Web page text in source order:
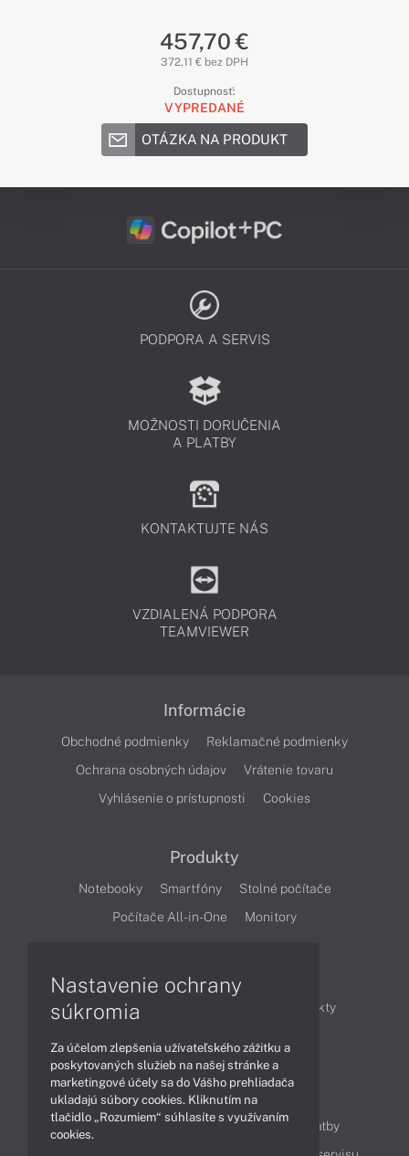
457,70 €
372,11 € bez DPH
Dostupnosť:
VYPREDANÉ
OTÁZKA NA PRODUKT
PODPORA A SERVIS
MOŽNOSTI DORUČENIA
A PLATBY
KONTAKTUJTE NÁS
VZDIALENÁ PODPORA
TEAMVIEWER
Informácie
Obchodné podmienky
Reklamačné podmienky
Ochrana osobných údajov
Vrátenie tovaru
Vyhlásenie o prístupnosti
Cookies
Produkty
Notebooky Smartfóny
Stolné počítače
Počítače All-in-One
Monitory
Články
Obchodné informácie
Produkty
Obsah
Ako nakupovať
Možnosti doručenia a platby
Nastavenie ochrany
súkromia
Za účelom zlepšenia užívateľského zážitku a
poskytovaných služieb na našej stránke a
marketingové účely sa do Vášho prehliadača
ukladajú súbory cookies. Kliknutím na
tlačidlo „Rozumiem“ súhlasíte s využívaním
cookies.